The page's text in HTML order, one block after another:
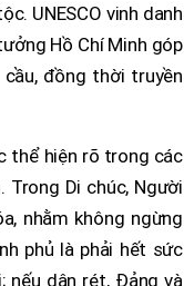
UNESCO vinh danh
Hồ Chí Minh góp
đồng thời truyền
thể hiện rõ trong các
Trong Di chúc, Người
nhằm không ngừng
phủ là phải hết sức
nếu dân rét, Đảng và